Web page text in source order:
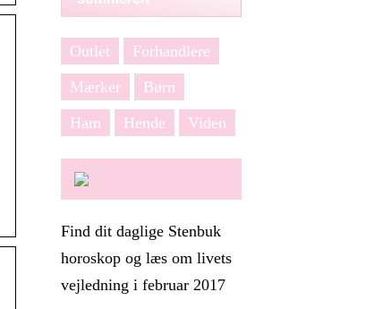
Outlet
Forhandlere
Mærker
Børn
Ham
Hende Viden
Find dit daglige Stenbuk
horoskop og læs om livets
vejledning i februar 2017